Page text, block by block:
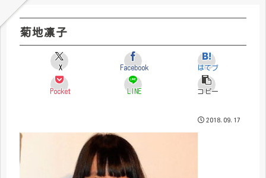
菊地凛子
X Facebook はてブ
Pocket LINE コピー
2018.09.17